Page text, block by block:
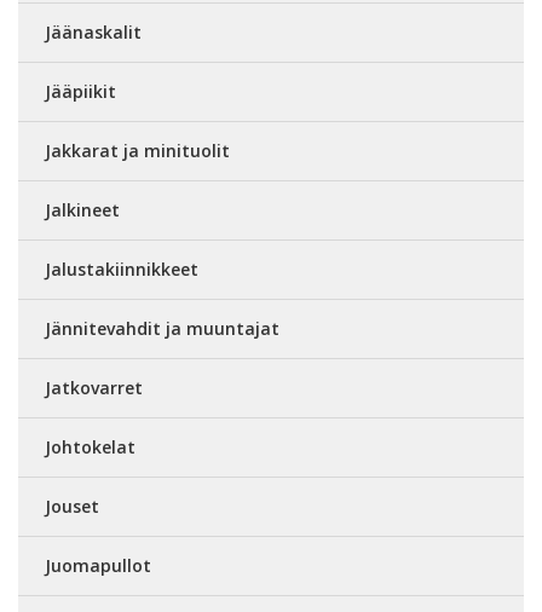
Jäänaskalit
Jääpiikit
Jakkarat ja minituolit
Jalkineet
Jalustakiinnikkeet
Jännitevahdit ja muuntajat
Jatkovarret
Johtokelat
Jouset
Juomapullot